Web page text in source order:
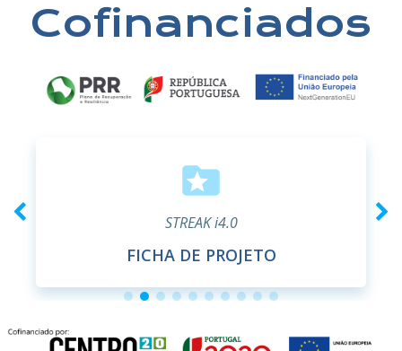
Cofinanciados
STREAK i4.0
FICHA DE PROJETO